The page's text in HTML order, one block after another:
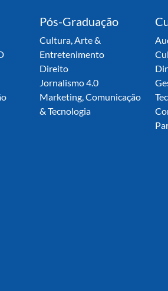
Pós-Graduação
Cultura, Arte &
Entretenimento
Direito
Jornalismo 4.0
Marketing, Comunicação
& Tecnologia